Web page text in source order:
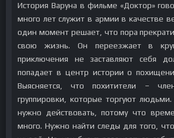
История Варуна в фильме «Доктор»
много лет служит в армии в качестве
один момент решает, что пора
свою жизнь. Он переезжает в
приключения не заставляют себя
попадает в центр истории о
Выясняется, что похитители –
группировки, которые торгуют
нужно действовать, потому что
много. Нужно найти следы для того,